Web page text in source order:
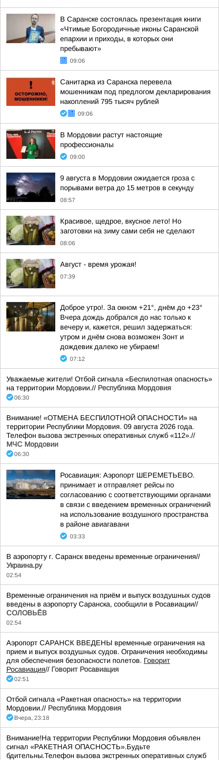
В Саранске состоялась презентация книги
«Чтимые Богородичные иконы Саранской
епархии и приходы, в которых они
пребывают»
09:06
Санитарка из Саранска перевела
мошенникам под предлогом декларирования
накоплений 795 тысяч рублей
09:06
В Мордовии растут настоящие
профессионалы
09:00
9 августа в Мордовии ожидается гроза с
порывами ветра до 15 метров в секунду
08:57
Красивое, щедрое, вкусное лето! Но
заготовки на зиму сами себя не сделают
08:06
Август - время урожая!
07:39
Доброе утро!. За окном +21°, днём до +23°
Вчера дождь добрался до нас только к
вечеру и, кажется, решил задержаться:
утром и днём снова возможен Зонт и
дождевик далеко не убираем!
07:12
Уважаемые жители! Отбой сигнала «Беспилотная опасность»
на территории Мордовии.// Республика Мордовия
06:30
Внимание! «ОТМЕНА БЕСПИЛОТНОЙ ОПАСНОСТИ» на
территории Республики Мордовия. 09 августа 2026 года.
Телефон вызова экстренных оперативных служб «112».//
МЧС Мордовии
06:30
Росавиация: Аэропорт ШЕРЕМЕТЬЕВО.
принимает и отправляет рейсы по
согласованию с соответствующими органами
в связи с введением временных ограничений
на использование воздушного пространства
в районе авиагавани
03:33
В аэропорту г. Саранск введены временные ограничения//
Украина.ру
02:54
Временные ограничения на приём и выпуск воздушных судов
введены в аэропорту Саранска, сообщили в Росавиации//
СОЛОВЬЁВ
02:54
Аэропорт САРАНСК ВВЕДЕНЫ временные ограничения на
прием и выпуск воздушных судов. Ограничения необходимы
для обеспечения безопасности полетов. Говорит
Росавиация// Говорит Росавиация
02:51
Отбой сигнала «Ракетная опасность» на территории
Мордовии.// Республика Мордовия
Вчера, 23:18
Внимание!На территории Республики Мордовия объявлен
сигнал «РАКЕТНАЯ ОПАСНОСТЬ».Будьте
бдительны.Телефон вызова экстренных оперативных служб